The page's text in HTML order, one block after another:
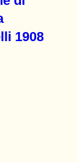
1908